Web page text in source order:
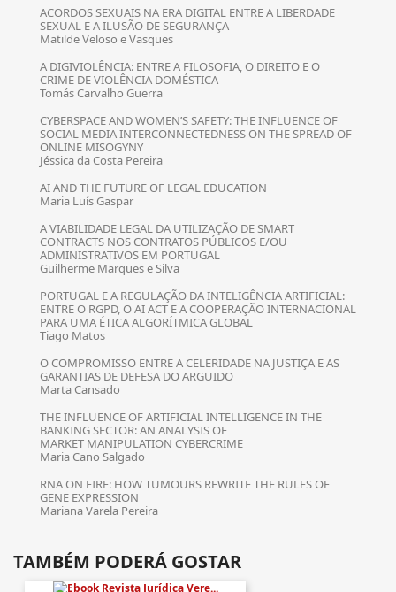
ACORDOS SEXUAIS NA ERA DIGITAL ENTRE A LIBERDADE
SEXUAL E A ILUSÃO DE SEGURANÇA
Matilde Veloso e Vasques
A DIGIVIOLÊNCIA: ENTRE A FILOSOFIA, O DIREITO E O
CRIME DE VIOLÊNCIA DOMÉSTICA
Tomás Carvalho Guerra
CYBERSPACE AND WOMEN’S SAFETY: THE INFLUENCE OF
SOCIAL MEDIA INTERCONNECTEDNESS ON THE SPREAD OF
ONLINE MISOGYNY
Jéssica da Costa Pereira
AI AND THE FUTURE OF LEGAL EDUCATION
Maria Luís Gaspar
A VIABILIDADE LEGAL DA UTILIZAÇÃO DE SMART
CONTRACTS NOS CONTRATOS PÚBLICOS E/OU
ADMINISTRATIVOS EM PORTUGAL
Guilherme Marques e Silva
PORTUGAL E A REGULAÇÃO DA INTELIGÊNCIA ARTIFICIAL:
ENTRE O RGPD, O AI ACT E A COOPERAÇÃO INTERNACIONAL
PARA UMA ÉTICA ALGORÍTMICA GLOBAL
Tiago Matos
O COMPROMISSO ENTRE A CELERIDADE NA JUSTIÇA E AS
GARANTIAS DE DEFESA DO ARGUIDO
Marta Cansado
THE INFLUENCE OF ARTIFICIAL INTELLIGENCE IN THE
BANKING SECTOR: AN ANALYSIS OF
MARKET MANIPULATION CYBERCRIME
Maria Cano Salgado
RNA ON FIRE: HOW TUMOURS REWRITE THE RULES OF
GENE EXPRESSION
Mariana Varela Pereira
TAMBÉM PODERÁ GOSTAR